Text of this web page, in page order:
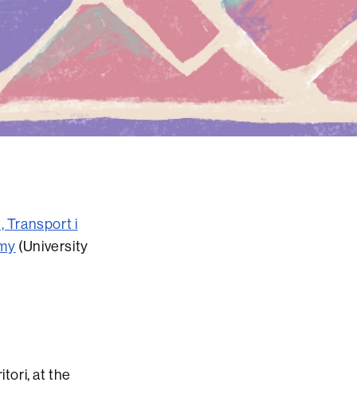
Transport i
(University
at the